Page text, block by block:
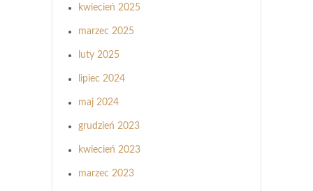
kwiecień 2025
marzec 2025
luty 2025
lipiec 2024
maj 2024
grudzień 2023
kwiecień 2023
marzec 2023